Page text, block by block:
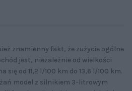
znamienny fakt, że zużycie ogólne
jest, niezależnie od wielkości
się od 11,2 l/100 km do 13,6 l/100 km.
model z silnikiem 3-litrowym